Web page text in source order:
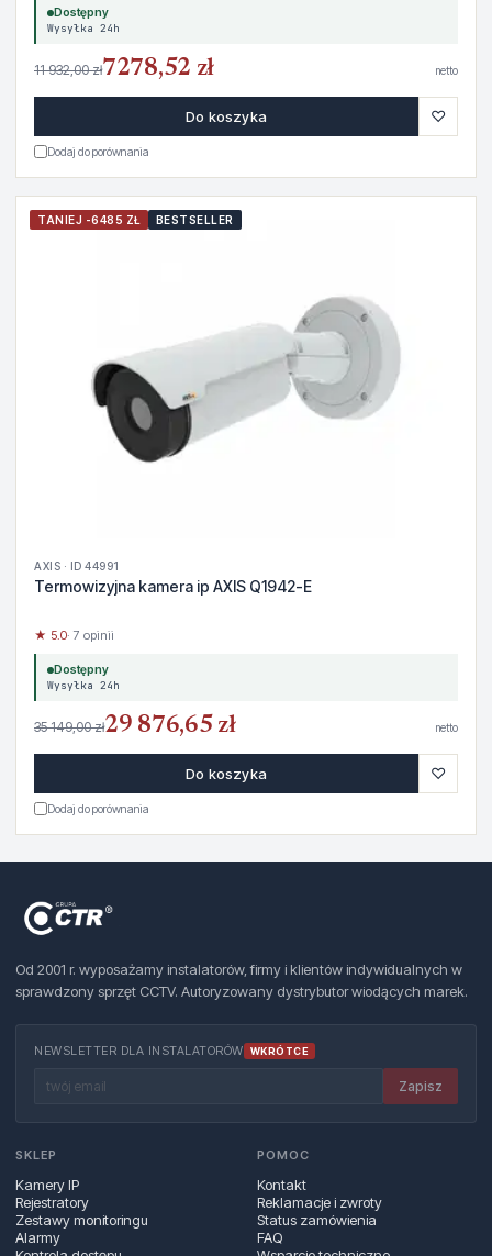
Dostępny
Wysyłka 24h
11 932,00 zł7278,52 zł netto
Do koszyka ♡
Dodaj do porównania
TANIEJ -6485 ZŁ BESTSELLER
AXIS · ID 44991
Termowizyjna kamera ip AXIS Q1942-E
★ 5.0· 7 opinii
Dostępny
Wysyłka 24h
35 149,00 zł29 876,65 zł netto
Do koszyka ♡
Dodaj do porównania
Od 2001 r. wyposażamy instalatorów, firmy i klientów indywidualnych w
sprawdzony sprzęt CCTV. Autoryzowany dystrybutor wiodących marek.
NEWSLETTER DLA INSTALATORÓW WKRÓTCE
Zapisz
SKLEP
Kamery IP
Rejestratory
Zestawy monitoringu
Alarmy
POMOC
Kontakt
Reklamacje i zwroty
Status zamówienia
FAQ